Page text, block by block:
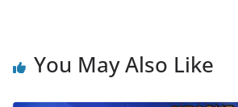
You May Also Like